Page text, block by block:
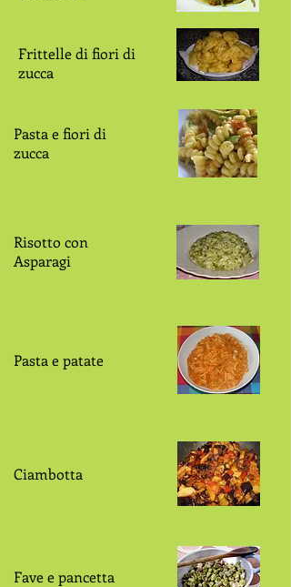
Frittelle di fiori di
zucca
Pasta e fiori di
zucca
Risotto con
Asparagi
Pasta e patate
Ciambotta
Fave e pancetta